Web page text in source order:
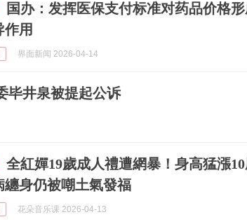
国办：发挥医保支付标准对药品价格
作用
界面新闻 2026-04-14
毕井泉被提起公诉
全紅嬋19歲成人禮遭網暴！身高猛漲
纏身仍被嘲土氣發福
花朵音乐课 2026-04-13